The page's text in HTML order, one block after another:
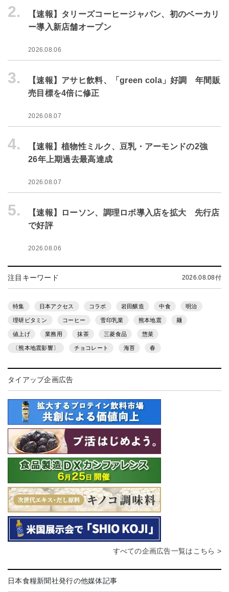
2.
【速報】タリーズコーヒージャパン、初のベーカリ
ー導入新店舗オープン
2026.08.06
3.
【速報】アサヒ飲料、「green cola」好調 年間販
売目標を4倍に修正
2026.08.07
4.
【速報】植物性ミルク、豆乳・アーモンドの2強
26年上期過去最高達成
2026.08.07
5.
【速報】ローソン、調理ロボ導入店を拡大 先行店
で好評
2026.08.06
注目キーワード 2026.08.08付
特集 日本アクセス コラボ 岩田醸造 中食 明治
理研ビタミン コーヒー 雪印乳業 熊本地震 麺
値上げ 業務用 抹茶 三菱食品 惣菜
〔熊本地震影響〕 チョコレート 海苔 春
タイアップ企画広告
すべての企画広告一覧はこちら >
日本食糧新聞社発行の他媒体記事